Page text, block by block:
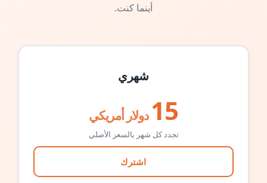
أينما كنت.
شهري
15 دولار أمريكي
تجدد كل شهر بالسعر الأصلي
اشترك